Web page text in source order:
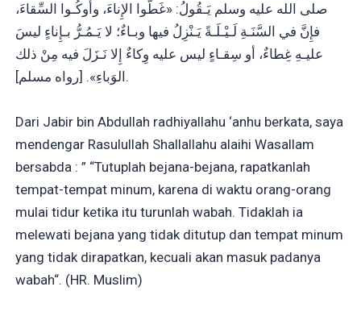
صلى الله عليه وسلم يَـقُولُ: «غَطُّوا الإِناءَ، وأَوكُـوا السِّقاءَ،
فإِنَّ في السَّنَـةِ لَـيْـلَـةً يَـنْزِلُ فيها وبـاءٌ؛ لا يَـمُـرُّ بـإِناءٍ ليسَ
عليـهِ غِطاءٌ، أو سِقـاءٍ ليس عليه وِكاءٌ إِلا نَـزَلَ فيه مِنْ ذلك
الوَباءِ». [رواه مسلم].
Dari Jabir bin Abdullah radhiyallahu ‘anhu berkata, saya
mendengar Rasulullah Shallallahu alaihi Wasallam
bersabda : ” “Tutuplah bejana-bejana, rapatkanlah
tempat-tempat minum, karena di waktu orang-orang
mulai tidur ketika itu turunlah wabah. Tidaklah ia
melewati bejana yang tidak ditutup dan tempat minum
yang tidak dirapatkan, kecuali akan masuk padanya
wabah“. (HR. Muslim)